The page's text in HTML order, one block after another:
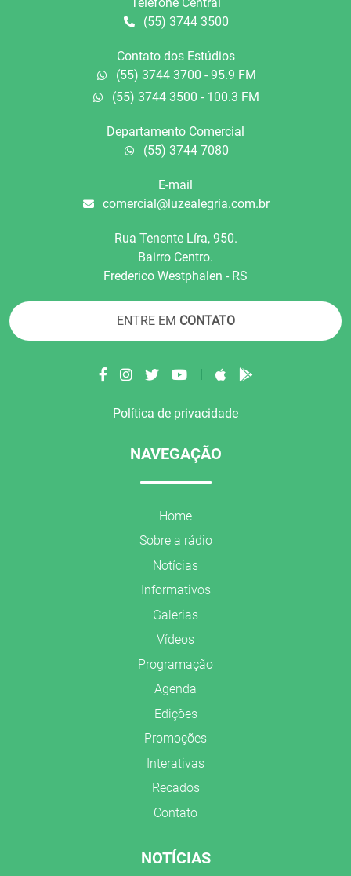
(55) 3744 3500
Contato dos Estúdios
(55) 3744 3700 - 95.9 FM
(55) 3744 3500 - 100.3 FM
Departamento Comercial
(55) 3744 7080
E-mail
comercial@luzealegria.com.br
Rua Tenente Líra, 950.
Bairro Centro.
Frederico Westphalen - RS
ENTRE EM CONTATO
|
Política de privacidade
NAVEGAÇÃO
Home
Sobre a rádio
Notícias
Informativos
Galerias
Vídeos
Programação
Agenda
Edições
Promoções
Interativas
Recados
Contato
NOTÍCIAS